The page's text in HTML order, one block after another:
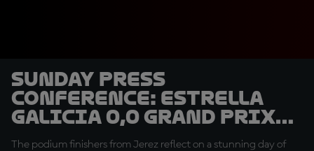
Sunday Press
Conference: Estrella
Galicia 0,0 Grand Prix
of Spain
The podium finishers from Jerez reflect on a stunning day of